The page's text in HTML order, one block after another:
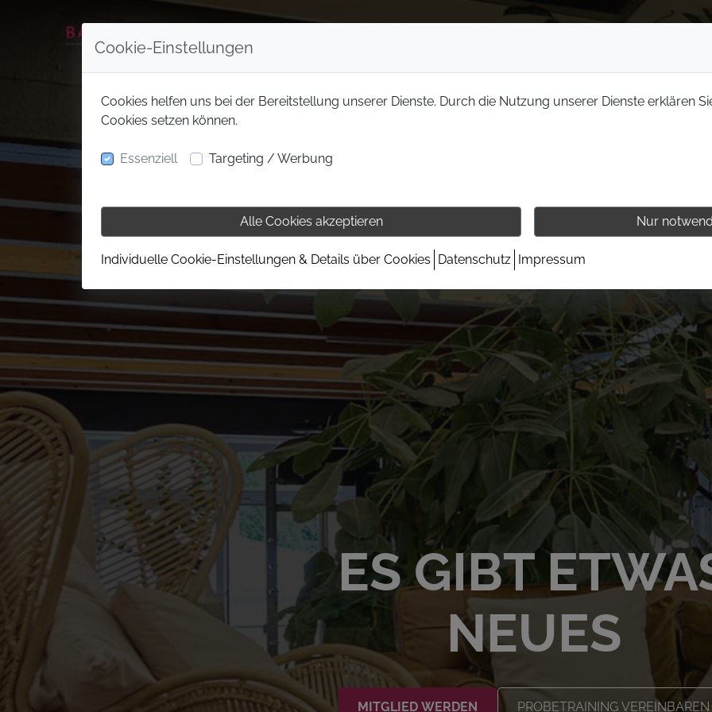
ES GIBT
NEUES
MITGLIED WERDEN PROBETRAINING VEREINBAREN
Cookie-Einstellungen
Cookies helfen uns bei der Bereitstellung unserer Dienste. Durch die Nutzung unserer Dienste erklären
Cookies setzen können.
Essenziell Targeting / Werbung
Alle Cookies akzeptieren Nur
Individuelle Cookie-Einstellungen & Details über Cookies Datenschutz Impressum